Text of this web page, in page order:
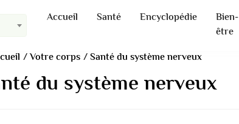
Accueil Santé Encyclopédie
Bien-
être
Votre corps Santé du système nerveux
du système nerveux